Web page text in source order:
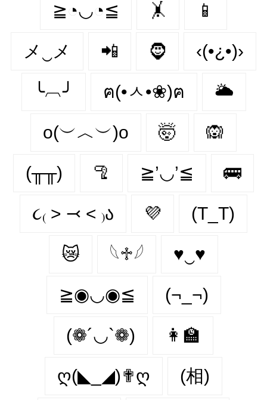
≧◔◡◔≦ 🤸 📱
メ‿メ 📲 🧔‍ ‹(•¿•)›
╰︹╯ ฅ(•ㅅ•❀)ฅ 🌥️
o(︶︿︶)o 🤯 🙉
(╥╥) 🦿 ≧’◡’≦ 🚌
૮₍ ˃ ⤙ ˂ ₎ა 💜 (T_T)
😿 𓆩♱𓆪 ♥‿♥
≧◉◡◉≦ (¬_¬)
(❁´◡`❁) 👩‍🏫
ღ(◣_◢)✟ღ (相)